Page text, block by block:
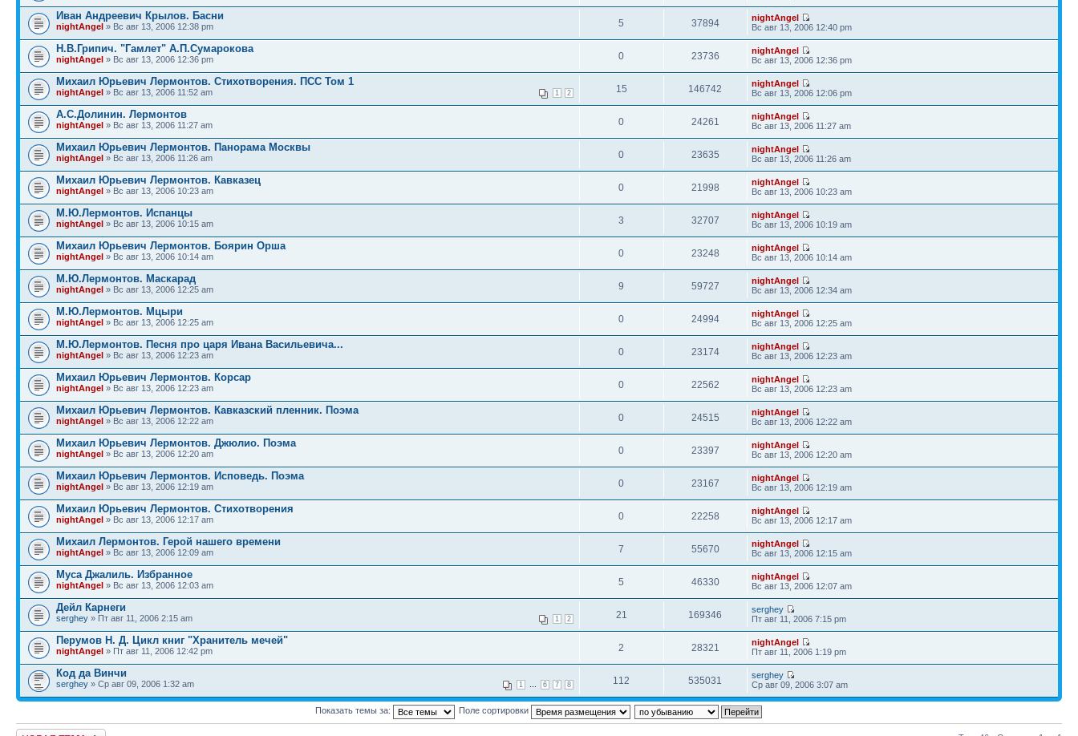
Иван Андреевич Крылов. Басни
nightAngel » Вс авг 13, 2006 12:38 pm 5 37894
nightAngel
Вс авг 13, 2006 12:40 pm
Н.В.Грипич. "Гамлет" А.П.Сумарокова
nightAngel » Вс авг 13, 2006 12:36 pm 0 23736
nightAngel
Вс авг 13, 2006 12:36 pm
Михаил Юрьевич Лермонтов. Стихотворения. ПСС Том 1
1 2
nightAngel » Вс авг 13, 2006 11:52 am 15 146742
nightAngel
Вс авг 13, 2006 12:06 pm
А.С.Долинин. Лермонтов
nightAngel » Вс авг 13, 2006 11:27 am 0 24261
nightAngel
Вс авг 13, 2006 11:27 am
Михаил Юрьевич Лермонтов. Панорама Москвы
nightAngel » Вс авг 13, 2006 11:26 am 0 23635
nightAngel
Вс авг 13, 2006 11:26 am
Михаил Юрьевич Лермонтов. Кавказец
nightAngel » Вс авг 13, 2006 10:23 am 0 21998
nightAngel
Вс авг 13, 2006 10:23 am
М.Ю.Лермонтов. Испанцы
nightAngel » Вс авг 13, 2006 10:15 am 3 32707
nightAngel
Вс авг 13, 2006 10:19 am
Михаил Юрьевич Лермонтов. Боярин Орша
nightAngel » Вс авг 13, 2006 10:14 am 0 23248
nightAngel
Вс авг 13, 2006 10:14 am
М.Ю.Лермонтов. Маскарад
nightAngel » Вс авг 13, 2006 12:25 am 9 59727
nightAngel
Вс авг 13, 2006 12:34 am
М.Ю.Лермонтов. Мцыри
nightAngel » Вс авг 13, 2006 12:25 am 0 24994
nightAngel
Вс авг 13, 2006 12:25 am
М.Ю.Лермонтов. Песня про царя Ивана Васильевича...
nightAngel » Вс авг 13, 2006 12:23 am 0 23174
nightAngel
Вс авг 13, 2006 12:23 am
Михаил Юрьевич Лермонтов. Корсар
nightAngel » Вс авг 13, 2006 12:23 am 0 22562
nightAngel
Вс авг 13, 2006 12:23 am
Михаил Юрьевич Лермонтов. Кавказский пленник. Поэма
nightAngel » Вс авг 13, 2006 12:22 am 0 24515
nightAngel
Вс авг 13, 2006 12:22 am
Михаил Юрьевич Лермонтов. Джюлио. Поэма
nightAngel » Вс авг 13, 2006 12:20 am 0 23397
nightAngel
Вс авг 13, 2006 12:20 am
Михаил Юрьевич Лермонтов. Исповедь. Поэма
nightAngel » Вс авг 13, 2006 12:19 am 0 23167
nightAngel
Вс авг 13, 2006 12:19 am
Михаил Юрьевич Лермонтов. Стихотворения
nightAngel » Вс авг 13, 2006 12:17 am 0 22258
nightAngel
Вс авг 13, 2006 12:17 am
Михаил Лермонтов. Герой нашего времени
nightAngel » Вс авг 13, 2006 12:09 am 7 55670
nightAngel
Вс авг 13, 2006 12:15 am
Муса Джалиль. Избранное
nightAngel » Вс авг 13, 2006 12:03 am 5 46330
nightAngel
Вс авг 13, 2006 12:07 am
Дейл Карнеги
1 2
serghey » Пт авг 11, 2006 2:15 am 21 169346
serghey
Пт авг 11, 2006 7:15 pm
Перумов Н. Д. Цикл книг "Хранитель мечей"
nightAngel » Пт авг 11, 2006 12:42 pm 2 28321
nightAngel
Пт авг 11, 2006 1:19 pm
Код да Винчи
1 6 7 8
serghey » Ср авг 09, 2006 1:32 am 112 535031
serghey
Ср авг 09, 2006 3:07 am
Показать темы за: Поле сортировки
Новая тема